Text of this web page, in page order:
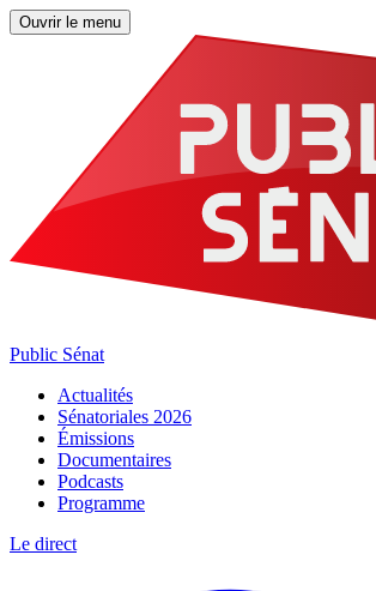
Ouvrir le menu
Public Sénat
Actualités
Sénatoriales 2026
Émissions
Documentaires
Podcasts
Programme
Le direct